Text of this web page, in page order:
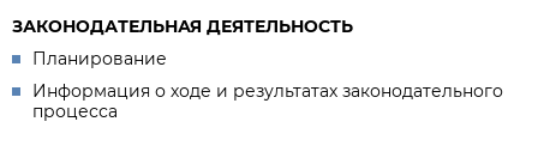
ЗАКОНОДАТЕЛЬНАЯ ДЕЯТЕЛЬНОСТЬ
Планирование
Информация о ходе и результатах законодательного
процесса